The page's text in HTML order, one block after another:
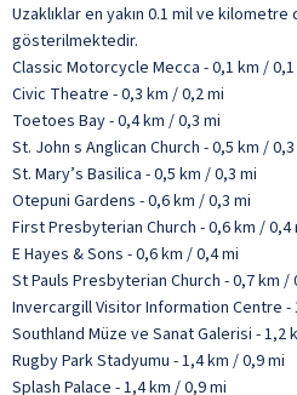
Uzaklıklar en yakın 0.1 mil ve
gösterilmektedir.
Classic Motorcycle Mecca - 0,1 km / 0,1
Civic Theatre - 0,3 km / 0,2 mi
Toetoes Bay - 0,4 km / 0,3 mi
St. John s Anglican Church - 0,5 km /
St. Mary’s Basilica - 0,5 km / 0,3 mi
Otepuni Gardens - 0,6 km / 0,3 mi
First Presbyterian Church - 0,6 km / 0,4
E Hayes & Sons - 0,6 km / 0,4 mi
St Pauls Presbyterian Church - 0,7 km /
Invercargill Visitor Information Centre -
Southland Müze ve Sanat Galerisi - 1,2
Rugby Park Stadyumu - 1,4 km / 0,9 mi
Splash Palace - 1,4 km / 0,9 mi